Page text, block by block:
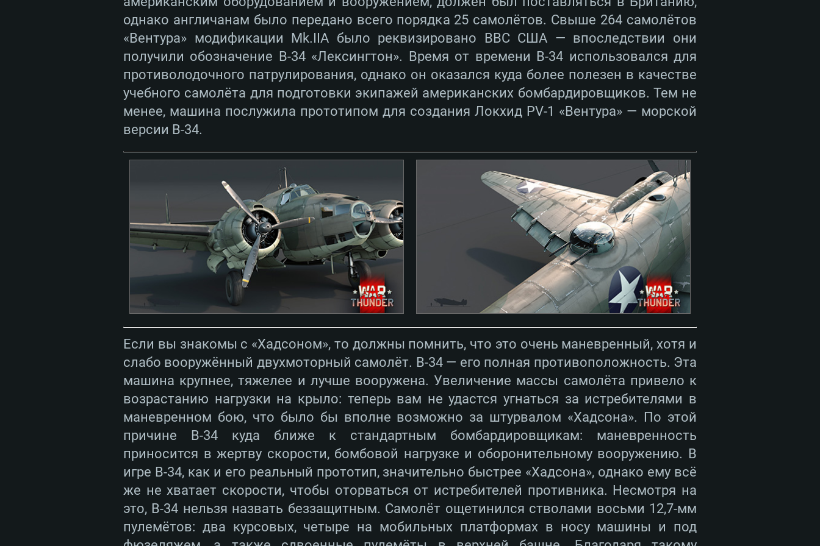
однако англичанам было передано всего порядка 25 самолётов. Свыше 264 самолётов
«Вентура» модификации Mk.IIA было реквизировано ВВС США — впоследствии они
получили обозначение B-34 «Лексингтон». Время от времени B-34 использовался для
противолодочного патрулирования, однако он оказался куда более полезен в качестве
учебного самолёта для подготовки экипажей американских бомбардировщиков. Тем не
менее, машина послужила прототипом для создания Локхид PV-1 «Вентура» — морской
версии B-34.
Если вы знакомы с «Хадсоном», то должны помнить, что это очень маневренный, хотя и
слабо вооружённый двухмоторный самолёт. B-34 — его полная противоположность. Эта
машина крупнее, тяжелее и лучше вооружена. Увеличение массы самолёта привело к
возрастанию нагрузки на крыло: теперь вам не удастся угнаться за истребителями в
маневренном бою, что было бы вполне возможно за штурвалом «Хадсона». По этой
причине B-34 куда ближе к стандартным бомбардировщикам: маневренность
приносится в жертву скорости, бомбовой нагрузке и оборонительному вооружению. В
игре B-34, как и его реальный прототип, значительно быстрее «Хадсона», однако ему всё
же не хватает скорости, чтобы оторваться от истребителей противника. Несмотря на
это, B-34 нельзя назвать беззащитным. Самолёт ощетинился стволами восьми 12,7-мм
пулемётов: два курсовых, четыре на мобильных платформах в носу машины и под